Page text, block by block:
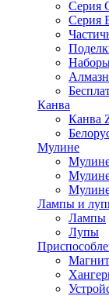
Серия
Серия
Канва
Канва
Мулине
Лампы и
Лампы
Лупы